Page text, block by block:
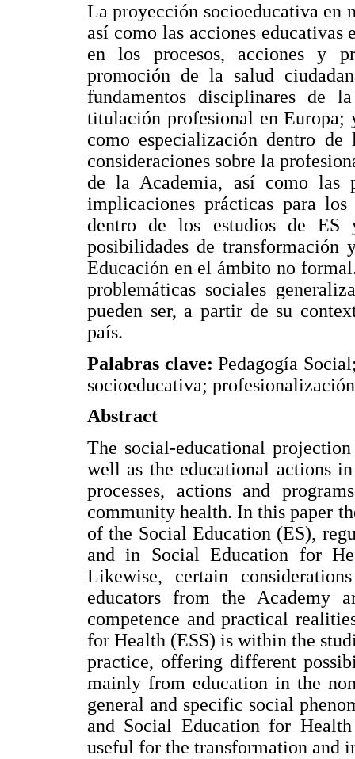
La proyección socioeducativa en
así como las acciones educativas
en los procesos, acciones y
promoción de la salud
fundamentos disciplinares de
titulación profesional en Europa;
como especialización dentro
consideraciones sobre la
de la Academia, así como las
implicaciones prácticas para
dentro de los estudios de ES
posibilidades de transformación
Educación en el ámbito no
problemáticas sociales
pueden ser, a partir de su
país.
Palabras clave: Pedagogía
socioeducativa;
Abstract
The social-educational
well as the educational actions
processes, actions and
community health. In this paper
of the Social Education (ES),
and in Social Education for
Likewise, certain
educators from the Academy
competence and practical
for Health (ESS) is within the
practice, offering different
mainly from education in the
general and specific social
and Social Education for
useful for the transformation and